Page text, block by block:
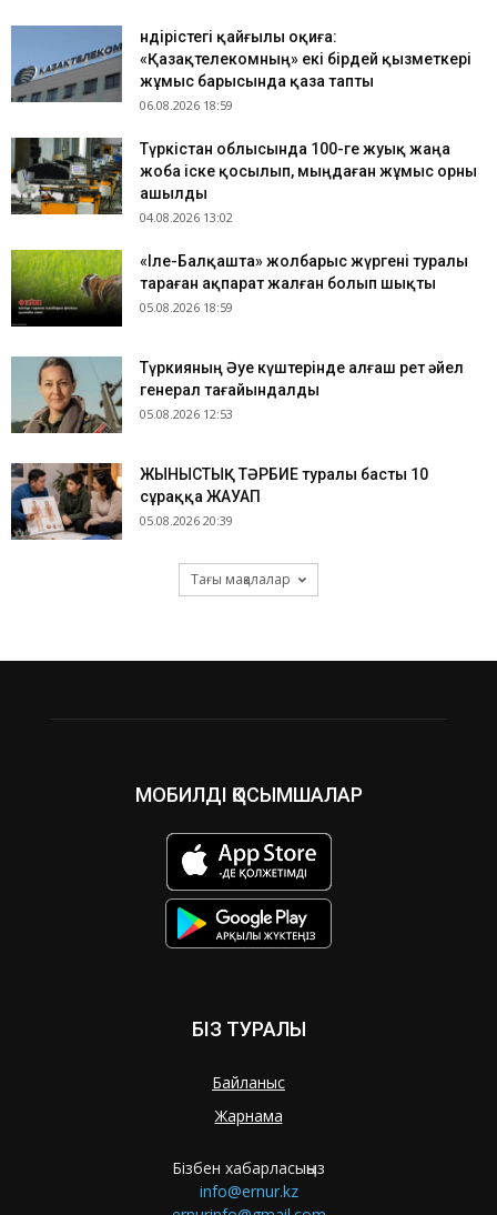
Өндірістегі қайғылы оқиға:
«Қазақтелекомның» екі бірдей қызметкері
жұмыс барысында қаза тапты
06.08.2026 18:59
Түркістан облысында 100-ге жуық жаңа
жоба іске қосылып, мыңдаған жұмыс орны
ашылды
04.08.2026 13:02
«Іле-Балқашта» жолбарыс жүргені туралы
тараған ақпарат жалған болып шықты
05.08.2026 18:59
Түркияның Әуе күштерінде алғаш рет әйел
генерал тағайындалды
05.08.2026 12:53
ЖЫНЫСТЫҚ ТӘРБИЕ туралы басты 10
сұраққа ЖАУАП
05.08.2026 20:39
Тағы мақалалар
МОБИЛДІ ҚОСЫМШАЛАР
БІЗ ТУРАЛЫ
Байланыс
Жарнама
Бізбен хабарласыңыз
info@ernur.kz